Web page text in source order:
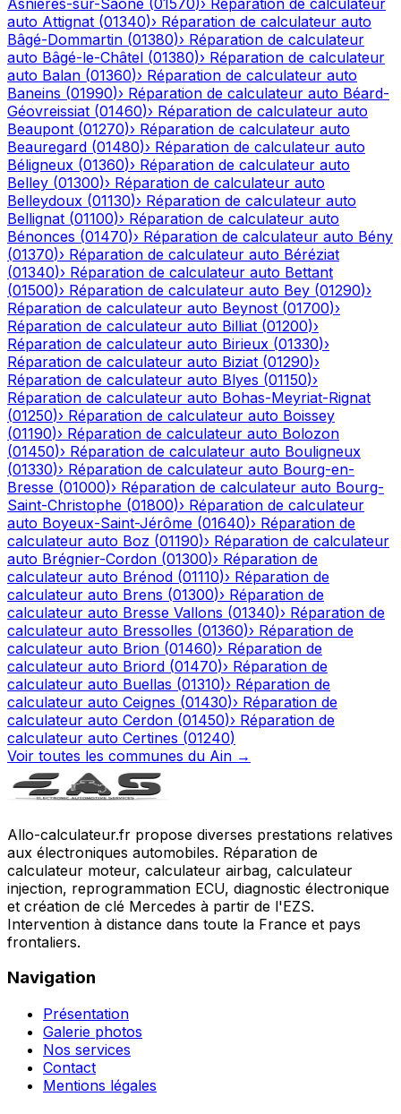
auto Attignat (01340)› Réparation de calculateur auto
Bâgé-Dommartin (01380)› Réparation de calculateur
auto Bâgé-le-Châtel (01380)› Réparation de calculateur
auto Balan (01360)› Réparation de calculateur auto
Baneins (01990)› Réparation de calculateur auto Béard-
Géovreissiat (01460)› Réparation de calculateur auto
Beaupont (01270)› Réparation de calculateur auto
Beauregard (01480)› Réparation de calculateur auto
Béligneux (01360)› Réparation de calculateur auto
Belley (01300)› Réparation de calculateur auto
Belleydoux (01130)› Réparation de calculateur auto
Bellignat (01100)› Réparation de calculateur auto
Bénonces (01470)› Réparation de calculateur auto Bény
(01370)› Réparation de calculateur auto Béréziat
(01340)› Réparation de calculateur auto Bettant
(01500)› Réparation de calculateur auto Bey (01290)›
Réparation de calculateur auto Beynost (01700)›
Réparation de calculateur auto Billiat (01200)›
Réparation de calculateur auto Birieux (01330)›
Réparation de calculateur auto Biziat (01290)›
Réparation de calculateur auto Blyes (01150)›
Réparation de calculateur auto Bohas-Meyriat-Rignat
(01250)› Réparation de calculateur auto Boissey
(01190)› Réparation de calculateur auto Bolozon
(01450)› Réparation de calculateur auto Bouligneux
(01330)› Réparation de calculateur auto Bourg-en-
Bresse (01000)› Réparation de calculateur auto Bourg-
Saint-Christophe (01800)› Réparation de calculateur
auto Boyeux-Saint-Jérôme (01640)› Réparation de
calculateur auto Boz (01190)› Réparation de calculateur
auto Brégnier-Cordon (01300)› Réparation de
calculateur auto Brénod (01110)› Réparation de
calculateur auto Brens (01300)› Réparation de
calculateur auto Bresse Vallons (01340)› Réparation de
calculateur auto Bressolles (01360)› Réparation de
calculateur auto Brion (01460)› Réparation de
calculateur auto Briord (01470)› Réparation de
calculateur auto Buellas (01310)› Réparation de
calculateur auto Ceignes (01430)› Réparation de
calculateur auto Cerdon (01450)› Réparation de
calculateur auto Certines (01240)
Voir toutes les communes du Ain →
Allo-calculateur.fr propose diverses prestations relatives
aux électroniques automobiles. Réparation de
calculateur moteur, calculateur airbag, calculateur
injection, reprogrammation ECU, diagnostic électronique
et création de clé Mercedes à partir de l'EZS.
Intervention à distance dans toute la France et pays
frontaliers.
Navigation
Présentation
Galerie photos
Nos services
Contact
Mentions légales